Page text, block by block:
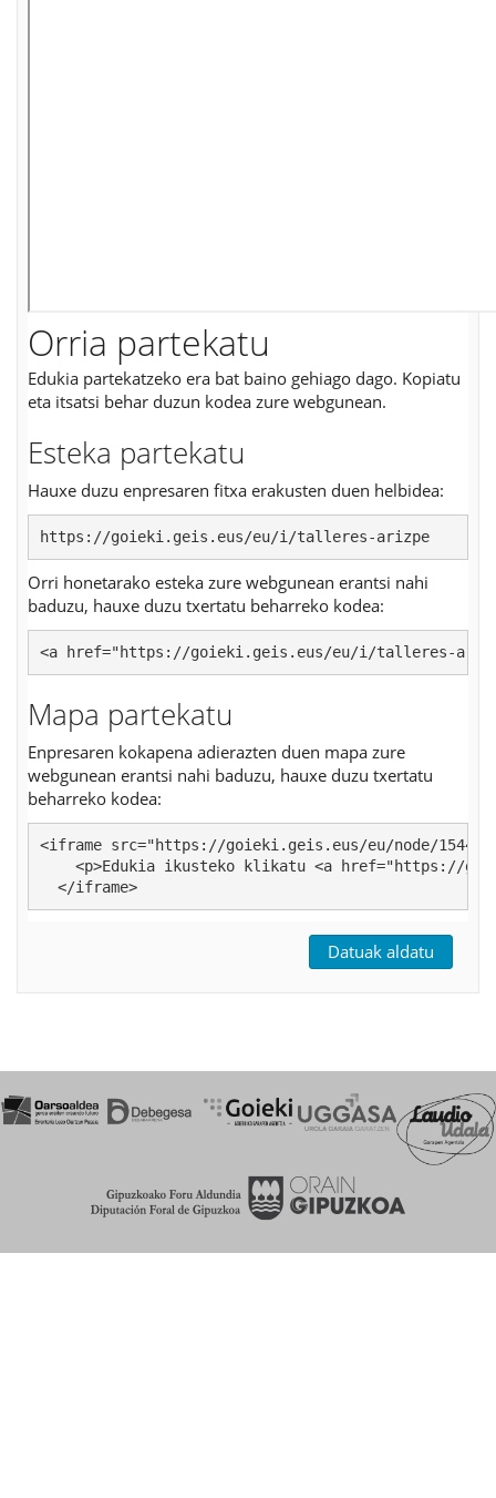
Orria partekatu
Edukia partekatzeko era bat baino gehiago dago. Kopiatu
eta itsatsi behar duzun kodea zure webgunean.
Esteka partekatu
Hauxe duzu enpresaren fitxa erakusten duen helbidea:
https://goieki.geis.eus/eu/i/talleres-arizpe
Orri honetarako esteka zure webgunean erantsi nahi
baduzu, hauxe duzu txertatu beharreko kodea:
<a href="https://goieki.geis.eus/eu/i/talleres-
Mapa partekatu
Enpresaren kokapena adierazten duen mapa zure
webgunean erantsi nahi baduzu, hauxe duzu txertatu
beharreko kodea:
<iframe src="https://goieki.geis.eus/eu/node/
<p>Edukia ikusteko klikatu <a href="https://
  </iframe>
Datuak aldatu